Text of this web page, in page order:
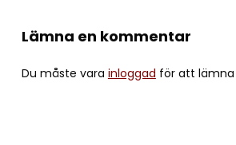
Lämna en kommentar
Du måste vara inloggad för att